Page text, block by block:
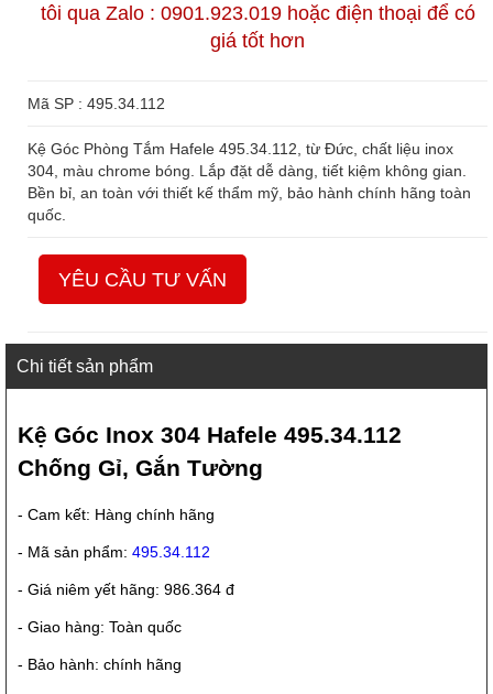
tôi qua Zalo : 0901.923.019 hoặc điện thoại để có
giá tốt hơn
Mã SP : 495.34.112
Kệ Góc Phòng Tắm Hafele 495.34.112, từ Đức, chất liệu inox
304, màu chrome bóng. Lắp đặt dễ dàng, tiết kiệm không gian.
Bền bỉ, an toàn với thiết kế thẩm mỹ, bảo hành chính hãng toàn
quốc.
YÊU CẦU TƯ VẤN
Chi tiết sản phẩm
Kệ Góc Inox 304 Hafele 495.34.112
Chống Gỉ, Gắn Tường
- Cam kết: Hàng chính hãng
- Mã sản phẩm: 495.34.112
- Giá niêm yết hãng: 986.364 đ
- Giao hàng: Toàn quốc
- Bảo hành: chính hãng